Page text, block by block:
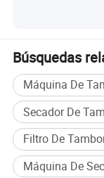
Búsquedas
Máquina De
Secador De
Filtro De
Máquina De